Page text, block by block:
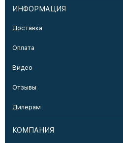
ИНФОРМАЦИЯ
Доставка
Оплата
Видео
Отзывы
Дилерам
КОМПАНИЯ